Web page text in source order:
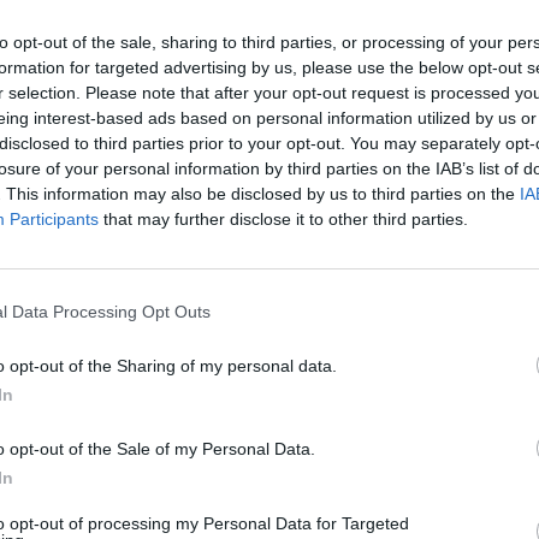
opt-out of the sale, sharing to third parties, or processing of your
for targeted advertising by us, please use the below opt-out
selection. Please note that after your opt-out request is processed
interest-based ads based on personal information utilized by us
to third parties prior to your opt-out. You may separately
of your personal information by third parties on the IAB’s list of
This information may also be disclosed by us to third parties on the
Participants that may further disclose it to other third parties.
Data Processing Opt Outs
opt-out of the Sharing of my personal data.
opt-out of the Sale of my Personal Data.
opt-out of processing my Personal Data for Targeted
Bisognerà aspettare di leggere
Nella stessa palazzina del delitto, da
anche Ralph Palka, attore tedesco che
molte serie televisive e film come Elisa
e Manuale d'amore 3. Palka sta
le buste della spesa in mano:
sia il classico fatto di cronaca nera di
decisive. E poi sono passati
volta che esce qualcosa dal processo
ma chi abita qui ha dimenticato».
della palazzina B è ancora quella di
Oggi, al suo posto, c'è Silvia, una
di mezza età. È stanca di ricordare: «È
prendere una posizione». Raffaella,
in un una delle altre palazzine al civico 2
molto chiare: «È vero che oggi gli
Trump, Meloni e la strategia